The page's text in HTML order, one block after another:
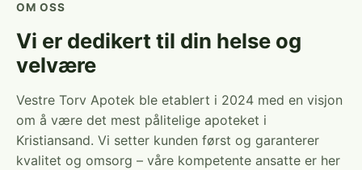
OM OSS
Vi er dedikert til din helse og
velvære
Vestre Torv Apotek ble etablert i 2024 med en visjon
om å være det mest pålitelige apoteket i
Kristiansand. Vi setter kunden først og garanterer
kvalitet og omsorg – våre kompetente ansatte er her